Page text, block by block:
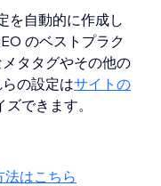
ださい。読み
ておくことを
ジンにインデ
を有効または
す。
のタイプ
すると更新さ
AI が生成した
る方法はこち
）でページ
方法を設定す
スタマイズし
タムの画像を
ードサイズ
とができま
を自動的に作成し
のベストプラク
タタグやその他の
の設定はサイトの
できます。
はこちら